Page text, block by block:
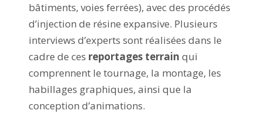
bâtiments, voies ferrées), avec des procédés
d’injection de résine expansive. Plusieurs
interviews d’experts sont réalisées dans le
cadre de ces reportages terrain qui
comprennent le tournage, la montage, les
habillages graphiques, ainsi que la
conception d’animations.